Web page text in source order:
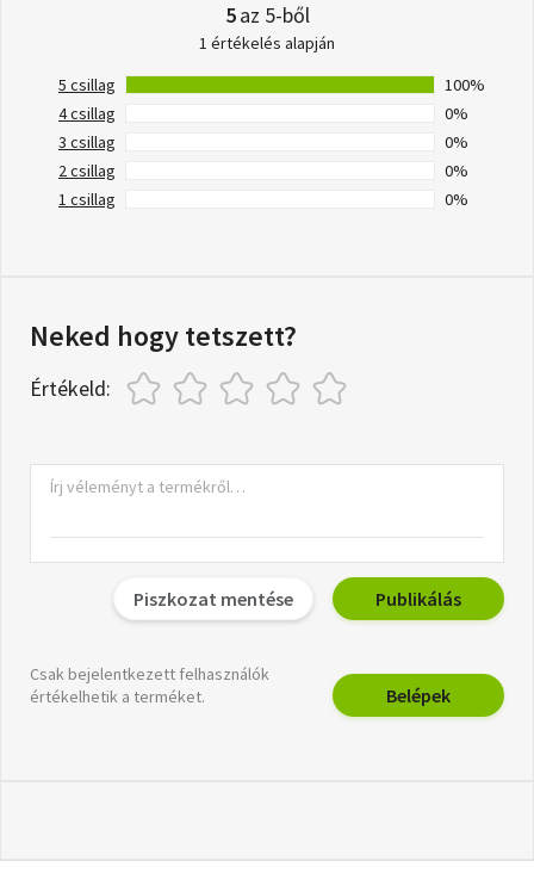
5az 5-ből
1 értékelés alapján
5 csillag
100%
4 csillag
0%
3 csillag
0%
2 csillag
0%
1 csillag
0%
Neked hogy tetszett?
Értékeld:
Piszkozat mentése Publikálás
Csak bejelentkezett felhasználók
értékelhetik a terméket.
Belépek